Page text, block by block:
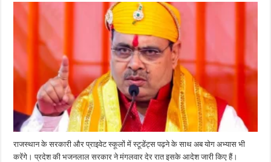
फरवरी
होगी
अभियान
की
शुरुआत,
टीचर्स
के
साथ
पैरेंट्स
भी
होंगे
शामिल
राजस्थान के सरकारी और प्राइवेट स्कूलों में स्टूडेंट्स पढ़ने के साथ अब योग अभ्यास भी
करेंगे। प्रदेश की भजनलाल सरकार ने मंगलवार देर रात इसके आदेश जारी किए हैं।